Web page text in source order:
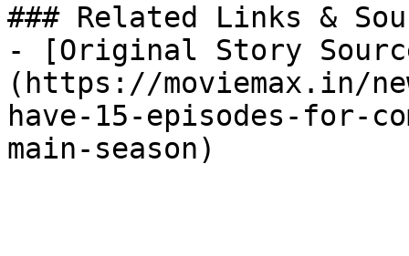
### Related Links &
- [Original Story
(https://moviemax.in/
have-15-episodes-for-
main-season)